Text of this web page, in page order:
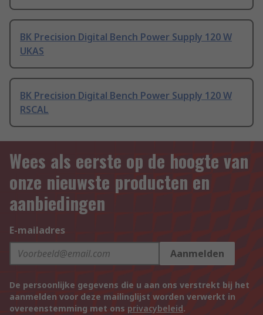
BK Precision Digital Bench Power Supply 120 W
UKAS
BK Precision Digital Bench Power Supply 120 W
RSCAL
Wees als eerste op de hoogte van
onze nieuwste producten en
aanbiedingen
E-mailadres
Aanmelden
De persoonlijke gegevens die u aan ons verstrekt bij het
aanmelden voor deze mailinglijst worden verwerkt in
overeenstemming met ons privacybeleid.